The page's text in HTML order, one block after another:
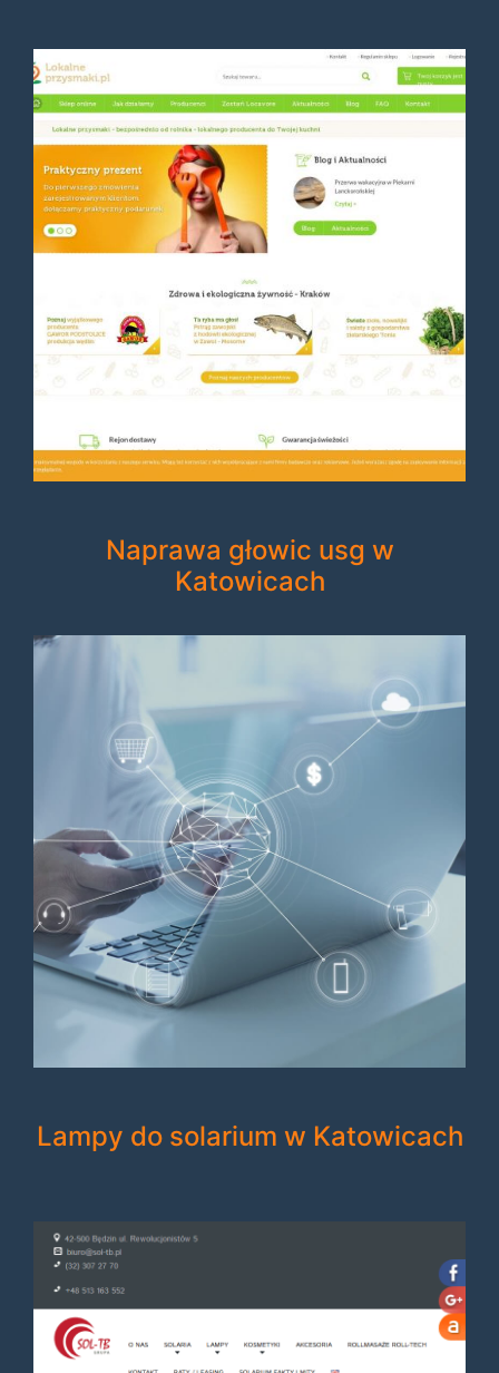
Naprawa głowic usg w
Katowicach
Lampy do solarium w Katowicach